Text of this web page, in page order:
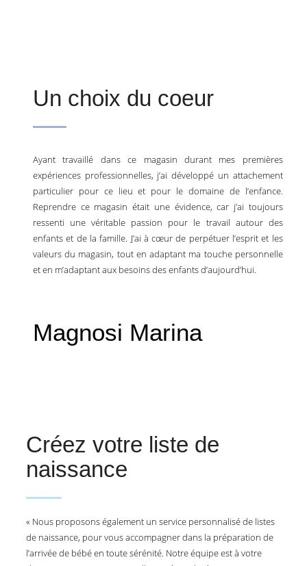
Un choix du coeur
Ayant travaillé dans ce magasin durant mes premières
expériences professionnelles, j’ai développé un attachement
particulier pour ce lieu et pour le domaine de l’enfance.
Reprendre ce magasin était une évidence, car j’ai toujours
ressenti une véritable passion pour le travail autour des
enfants et de la famille. J’ai à cœur de perpétuer l’esprit et les
valeurs du magasin, tout en adaptant ma touche personnelle
et en m’adaptant aux besoins des enfants d’aujourd’hui.
Magnosi Marina
Créez votre liste de
naissance
« Nous proposons également un service personnalisé de listes
de naissance, pour vous accompagner dans la préparation de
l’arrivée de bébé en toute sérénité. Notre équipe est à votre